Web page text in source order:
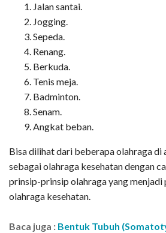
Jalan santai.
Jogging.
Sepeda.
Renang.
Berkuda.
Tenis meja.
Badminton.
Senam.
Angkat beban.
Bisa dilihat dari beberapa olahraga
sebagai olahraga kesehatan dengan
prinsip-prinsip olahraga yang menjadi
olahraga kesehatan.
Baca juga : Bentuk Tubuh